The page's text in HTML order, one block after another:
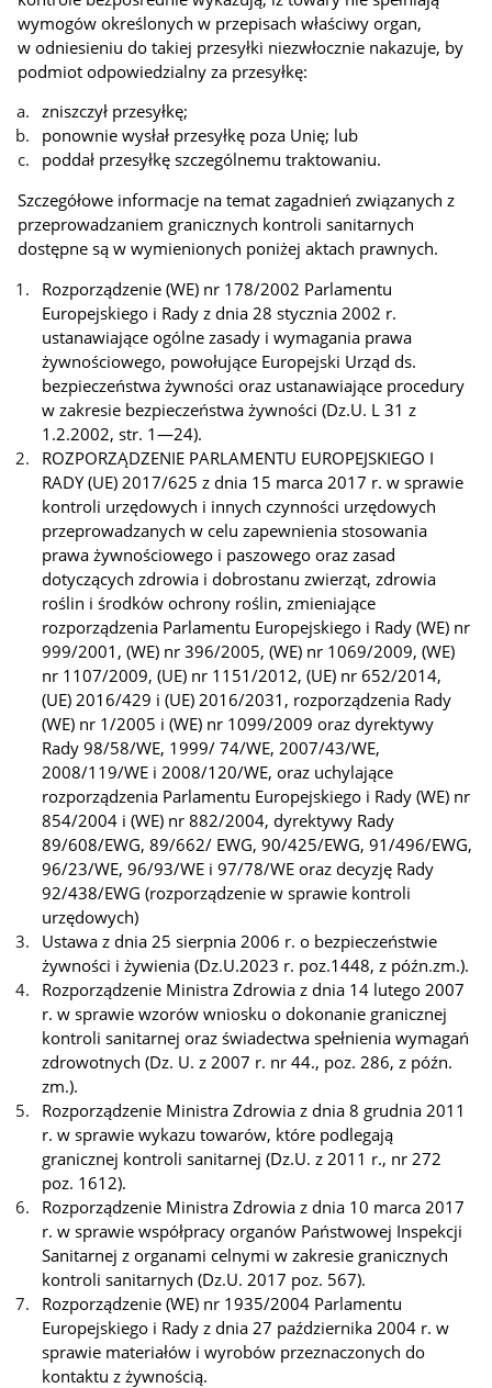
wymogów określonych w przepisach właściwy organ,
w odniesieniu do takiej przesyłki niezwłocznie nakazuje, by
podmiot odpowiedzialny za przesyłkę:
zniszczył przesyłkę;
ponownie wysłał przesyłkę poza Unię; lub
poddał przesyłkę szczególnemu traktowaniu.
Szczegółowe informacje na temat zagadnień związanych z
przeprowadzaniem granicznych kontroli sanitarnych
dostępne są w wymienionych poniżej aktach prawnych.
Rozporządzenie (WE) nr 178/2002 Parlamentu
Europejskiego i Rady z dnia 28 stycznia 2002 r.
ustanawiające ogólne zasady i wymagania prawa
żywnościowego, powołujące Europejski Urząd ds.
bezpieczeństwa żywności oraz ustanawiające procedury
w zakresie bezpieczeństwa żywności (Dz.U. L 31 z
1.2.2002, str. 1—24).
ROZPORZĄDZENIE PARLAMENTU EUROPEJSKIEGO I
RADY (UE) 2017/625 z dnia 15 marca 2017 r. w sprawie
kontroli urzędowych i innych czynności urzędowych
przeprowadzanych w celu zapewnienia stosowania
prawa żywnościowego i paszowego oraz zasad
dotyczących zdrowia i dobrostanu zwierząt, zdrowia
roślin i środków ochrony roślin, zmieniające
rozporządzenia Parlamentu Europejskiego i Rady (WE) nr
999/2001, (WE) nr 396/2005, (WE) nr 1069/2009, (WE)
nr 1107/2009, (UE) nr 1151/2012, (UE) nr 652/2014,
(UE) 2016/429 i (UE) 2016/2031, rozporządzenia Rady
(WE) nr 1/2005 i (WE) nr 1099/2009 oraz dyrektywy
Rady 98/58/WE, 1999/ 74/WE, 2007/43/WE,
2008/119/WE i 2008/120/WE, oraz uchylające
rozporządzenia Parlamentu Europejskiego i Rady (WE) nr
854/2004 i (WE) nr 882/2004, dyrektywy Rady
89/608/EWG, 89/662/ EWG, 90/425/EWG, 91/496/EWG,
96/23/WE, 96/93/WE i 97/78/WE oraz decyzję Rady
92/438/EWG (rozporządzenie w sprawie kontroli
urzędowych)
Ustawa z dnia 25 sierpnia 2006 r. o bezpieczeństwie
żywności i żywienia (Dz.U.2023 r. poz.1448, z późn.zm.).
Rozporządzenie Ministra Zdrowia z dnia 14 lutego 2007
r. w sprawie wzorów wniosku o dokonanie granicznej
kontroli sanitarnej oraz świadectwa spełnienia wymagań
zdrowotnych (Dz. U. z 2007 r. nr 44., poz. 286, z późn.
zm.).
Rozporządzenie Ministra Zdrowia z dnia 8 grudnia 2011
r. w sprawie wykazu towarów, które podlegają
granicznej kontroli sanitarnej (Dz.U. z 2011 r., nr 272
poz. 1612).
Rozporządzenie Ministra Zdrowia z dnia 10 marca 2017
r. w sprawie współpracy organów Państwowej Inspekcji
Sanitarnej z organami celnymi w zakresie granicznych
kontroli sanitarnych (Dz.U. 2017 poz. 567).
Rozporządzenie (WE) nr 1935/2004 Parlamentu
Europejskiego i Rady z dnia 27 października 2004 r. w
sprawie materiałów i wyrobów przeznaczonych do
kontaktu z żywnością.